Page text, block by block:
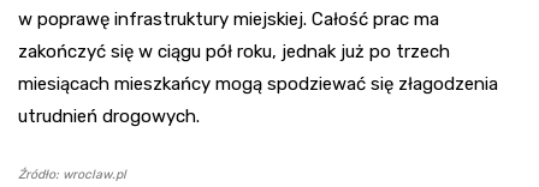
w poprawę infrastruktury miejskiej. Całość prac ma
zakończyć się w ciągu pół roku, jednak już po trzech
miesiącach mieszkańcy mogą spodziewać się złagodzenia
utrudnień drogowych.
Źródło: wroclaw.pl